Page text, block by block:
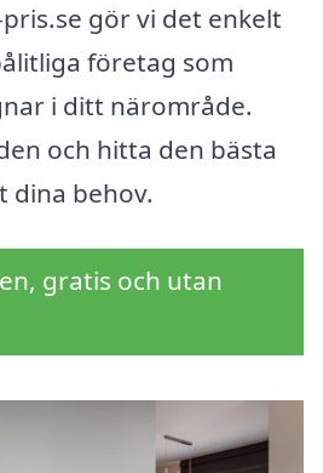
gör vi det enkelt
företag som
i ditt närområde.
och hitta den bästa
dina behov.
gratis och utan